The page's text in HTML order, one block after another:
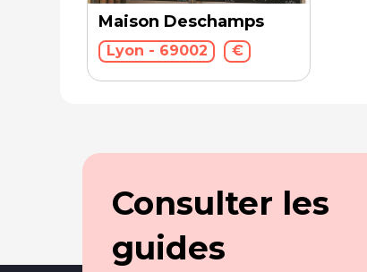
Maison Deschamps
Lyon - 69002 €
Consulter les
guides